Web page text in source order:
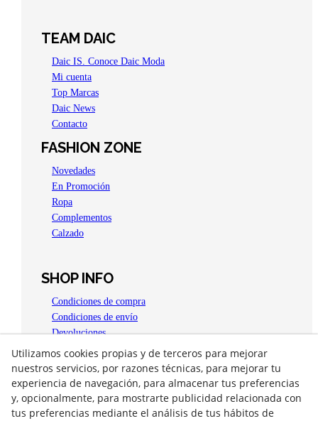
TEAM DAIC
Daic IS. Conoce Daic Moda
Mi cuenta
Top Marcas
Daic News
Contacto
FASHION ZONE
Novedades
En Promoción
Ropa
Complementos
Calzado
SHOP INFO
Condiciones de compra
Condiciones de envío
Devoluciones
Aviso legal
Política de privacidad
Política de Cookies
OPEN 4 YOU
Utilizamos cookies propias y de terceros para mejorar
nuestros servicios, por razones técnicas, para mejorar tu
experiencia de navegación, para almacenar tus preferencias
y, opcionalmente, para mostrarte publicidad relacionada con
tus preferencias mediante el análisis de tus hábitos de